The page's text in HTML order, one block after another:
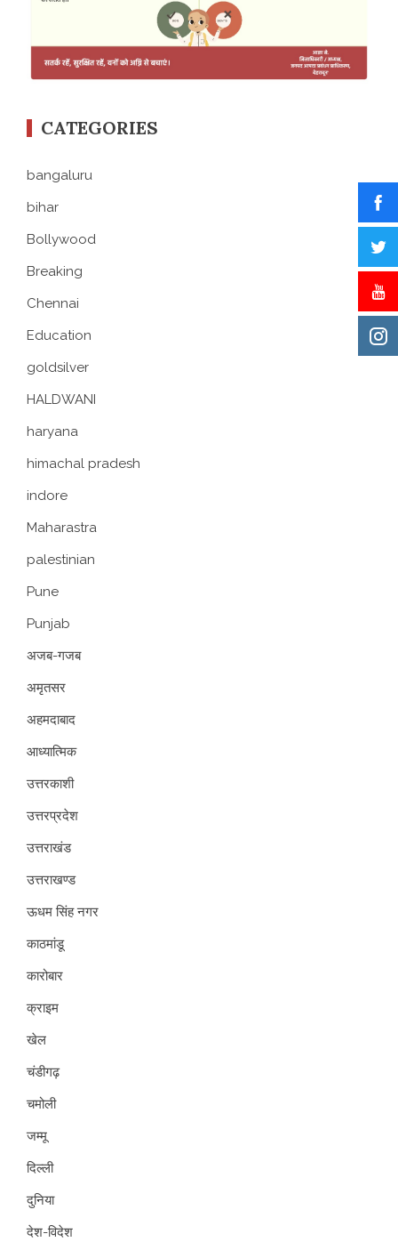
CATEGORIES
bangaluru
bihar
Bollywood
Breaking
Chennai
Education
goldsilver
HALDWANI
haryana
himachal pradesh
indore
Maharastra
palestinian
Pune
Punjab
अजब-गजब
अमृतसर
अहमदाबाद
आध्यात्मिक
उत्तरकाशी
उत्तरप्रदेश
उत्तराखंड
उत्तराखण्ड
ऊधम सिंह नगर
काठमांडू
कारोबार
क्राइम
खेल
चंडीगढ़
चमोली
जम्मू
दिल्ली
दुनिया
देश-विदेश